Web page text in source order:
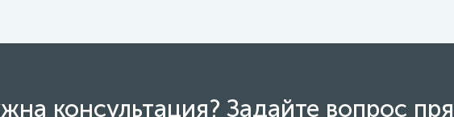
консультация? Задайте вопрос